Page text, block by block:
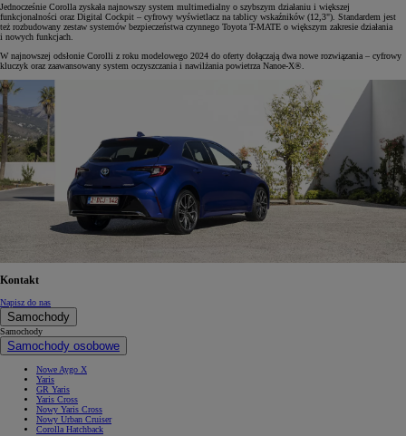
Jednocześnie Corolla zyskała najnowszy system multimedialny o szybszym działaniu i większej
funkcjonalności oraz Digital Cockpit – cyfrowy wyświetlacz na tablicy wskaźników (12,3"). Standardem jest
też rozbudowany zestaw systemów bezpieczeństwa czynnego Toyota T-MATE o większym zakresie działania
i nowych funkcjach.
W najnowszej odsłonie Corolli z roku modelowego 2024 do oferty dołączają dwa nowe rozwiązania – cyfrowy
kluczyk oraz zaawansowany system oczyszczania i nawilżania powietrza Nanoe-X®.
Kontakt
Napisz do nas
Samochody
Samochody
Samochody osobowe
Nowe Aygo X
Yaris
GR Yaris
Yaris Cross
Nowy Yaris Cross
Nowy Urban Cruiser
Corolla Hatchback